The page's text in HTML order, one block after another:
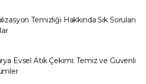
Temizliği Hakkında Sık Sorulan
Evsel Atık Çekimi: Temiz ve Güvenli